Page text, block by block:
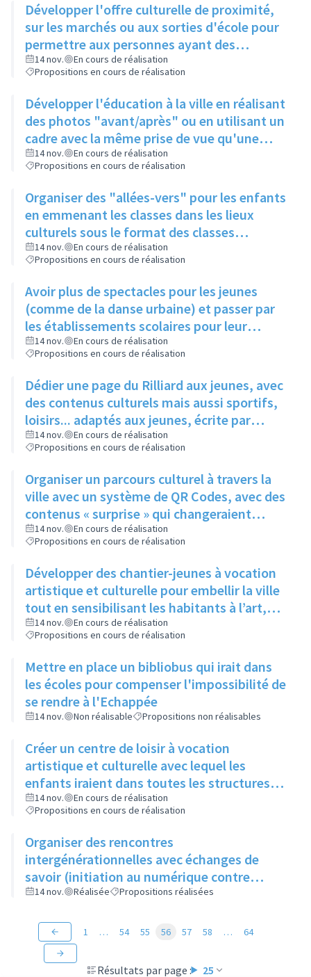
Développer l'offre culturelle de proximité,
sur les marchés ou aux sorties d'école pour
permettre aux personnes ayant des
problèmes de mobilité d'avoir accès à la
culture
14 nov.
En cours de réalisation
Propositions en cours de réalisation
Développer l'éducation à la ville en réalisant
des photos "avant/après" ou en utilisant un
cadre avec la même prise de vue qu'une
photo posée à proximité
14 nov.
En cours de réalisation
Propositions en cours de réalisation
Organiser des "allées-vers" pour les enfants
en emmenant les classes dans les lieux
culturels sous le format des classes
découvertes
14 nov.
En cours de réalisation
Propositions en cours de réalisation
Avoir plus de spectacles pour les jeunes
(comme de la danse urbaine) et passer par
les établissements scolaires pour leur
donner envie de s'y rendre
14 nov.
En cours de réalisation
Propositions en cours de réalisation
Dédier une page du Rilliard aux jeunes, avec
des contenus culturels mais aussi sportifs,
loisirs... adaptés aux jeunes, écrite par
quelques adolescents fréquentant l'espace
jeune
14 nov.
En cours de réalisation
Propositions en cours de réalisation
Organiser un parcours culturel à travers la
ville avec un système de QR Codes, avec des
contenus « surprise » qui changeraient
régulièrement pour éviter la lassitude
14 nov.
En cours de réalisation
Propositions en cours de réalisation
Développer des chantier-jeunes à vocation
artistique et culturelle pour embellir la ville
tout en sensibilisant les habitants à l’art,
pour aider le service culture à participer et à
promouvoir les évènements qu’il organise
14 nov.
En cours de réalisation
Propositions en cours de réalisation
Mettre en place un bibliobus qui irait dans
les écoles pour compenser l'impossibilité de
se rendre à l'Echappée
14 nov. Non réalisable Propositions non réalisables
Créer un centre de loisir à vocation
artistique et culturelle avec lequel les
enfants iraient dans toutes les structures
artistiques et culturelles de la ville pour faire
des ateliers et découvrir les différents
métiers de l'art
14 nov.
En cours de réalisation
Propositions en cours de réalisation
Organiser des rencontres
intergénérationnelles avec échanges de
savoir (initiation au numérique contre
apprentissage du tricot)
14 nov. Réalisée Propositions réalisées
Résultats par page : 25
1 … 54 55 56 57 58 … 64